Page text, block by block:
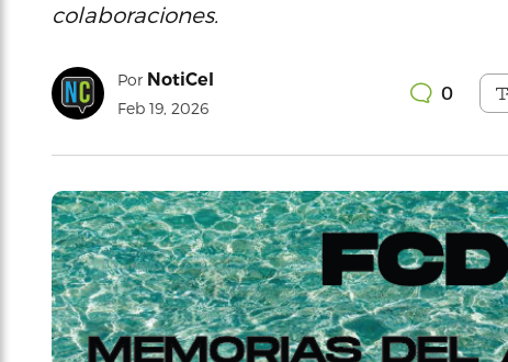
colaboraciones.
Por NotiCel
Feb 19, 2026
0